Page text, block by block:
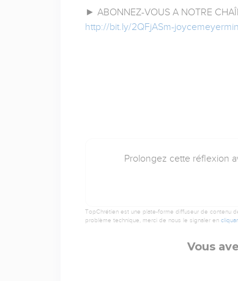
► ABONNEZ-VOUS A NOTRE
http://bit.ly/2QFjASm-
Prolongez cette réflexion
TopChrétien est une plate-forme diffuseur de contenu
problème technique, merci de nous le signaler en
Vous